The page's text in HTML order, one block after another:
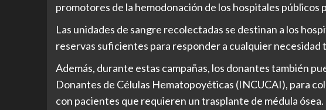
promotores de la hemodonación de los hospitales públicos
Las unidades de sangre recolectadas se destinan a los
reservas suficientes para responder a cualquier necesidad
Además, durante estas campañas, los donantes también
Donantes de Células Hematopoyéticas (INCUCAI), para
con pacientes que requieren un trasplante de médula ósea.